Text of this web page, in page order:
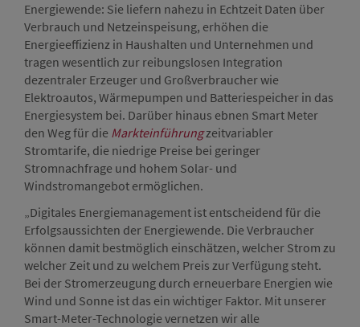
Energiewende: Sie liefern nahezu in Echtzeit Daten über
Verbrauch und Netzeinspeisung, erhöhen die
Energieeffizienz in Haushalten und Unternehmen und
tragen wesentlich zur reibungslosen Integration
dezentraler Erzeuger und Großverbraucher wie
Elektroautos, Wärmepumpen und Batteriespeicher in das
Energiesystem bei. Darüber hinaus ebnen Smart Meter
den Weg für die Markteinführungzeitvariabler
Stromtarife, die niedrige Preise bei geringer
Stromnachfrage und hohem Solar- und
Windstromangebot ermöglichen.
„Digitales Energiemanagement ist entscheidend für die
Erfolgsaussichten der Energiewende. Die Verbraucher
können damit bestmöglich einschätzen, welcher Strom zu
welcher Zeit und zu welchem Preis zur Verfügung steht.
Bei der Stromerzeugung durch erneuerbare Energien wie
Wind und Sonne ist das ein wichtiger Faktor. Mit unserer
Smart-Meter-Technologie vernetzen wir alle